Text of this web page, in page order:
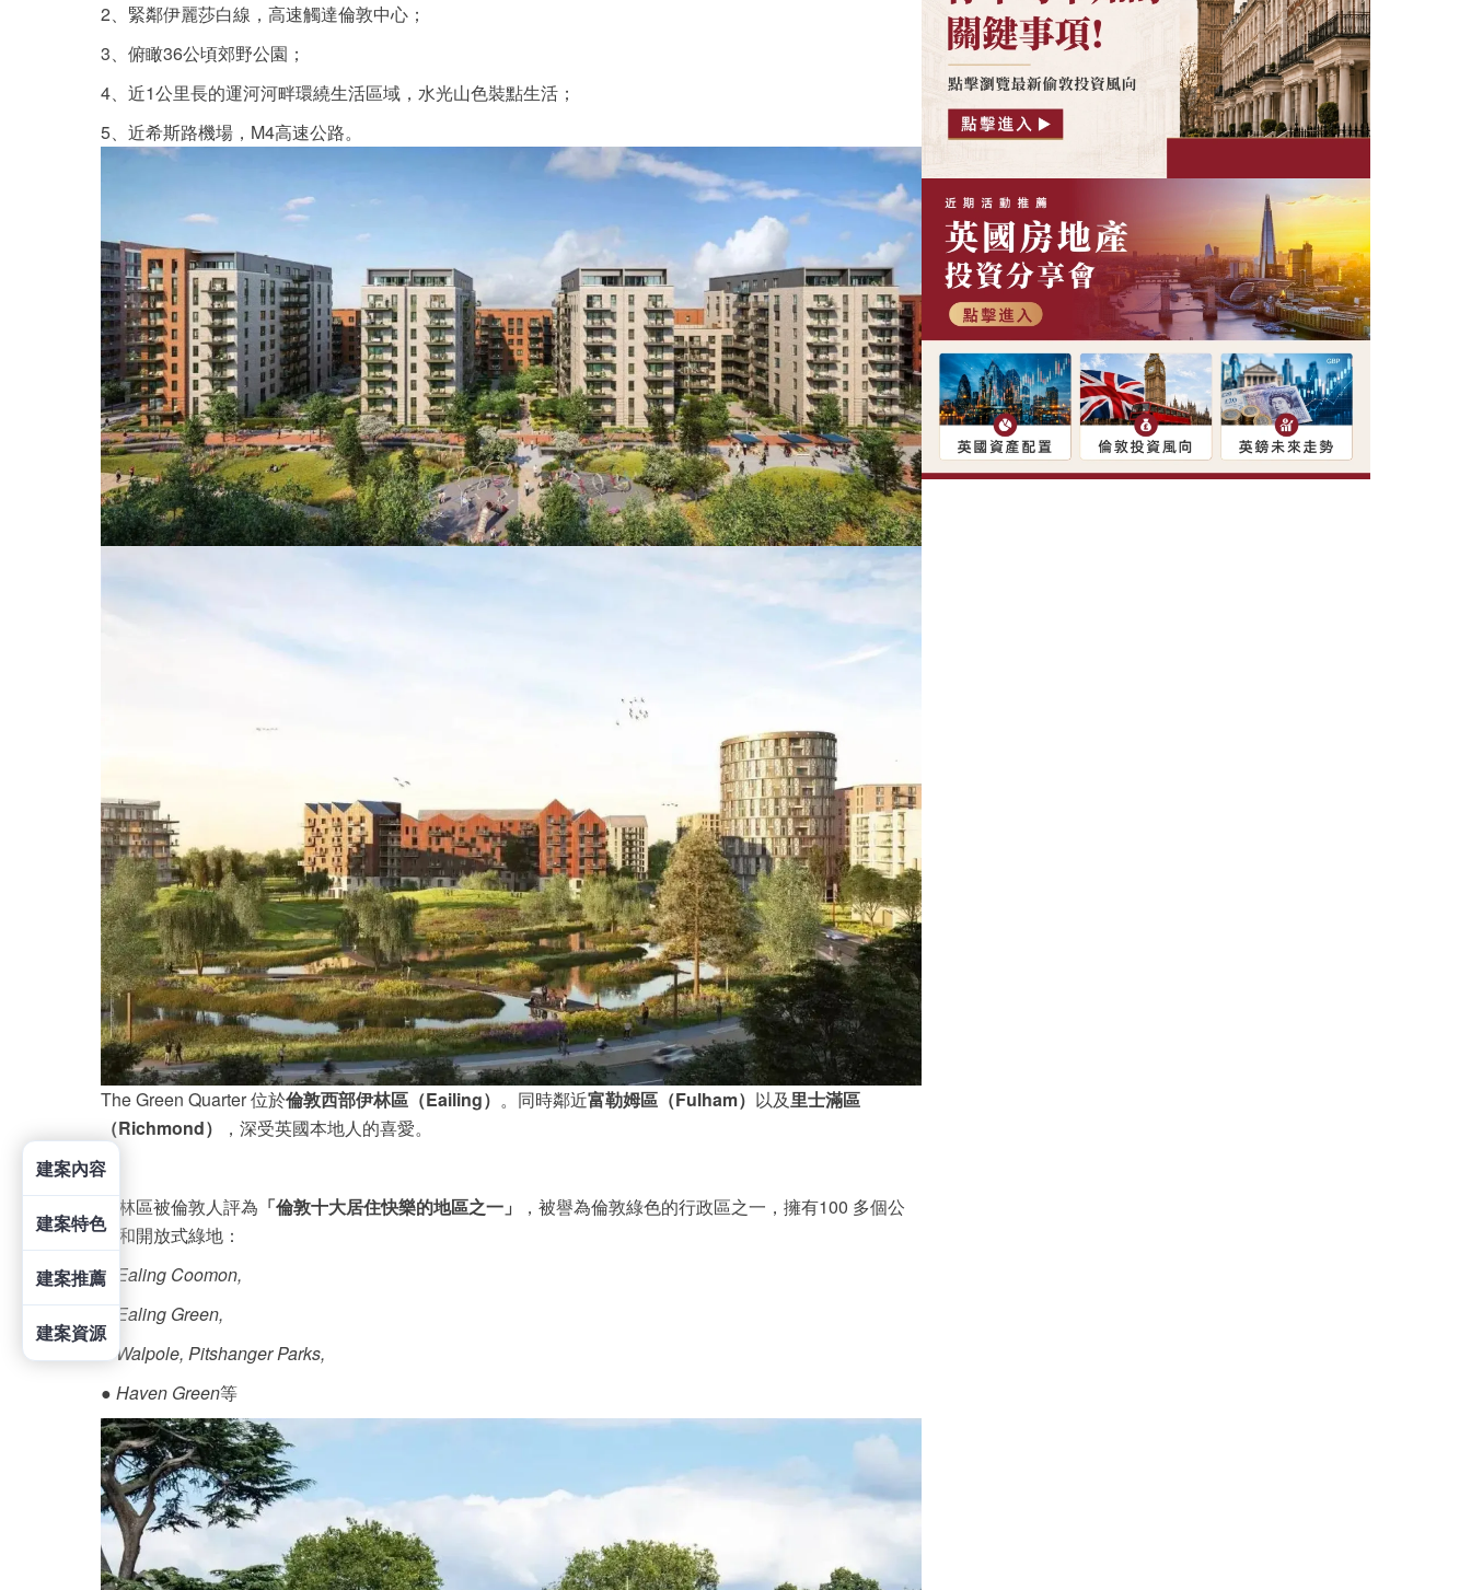
2、緊鄰伊麗莎白線，高速觸達倫敦中心；
3、俯瞰36公頃郊野公園；
4、近1公里長的運河河畔環繞生活區域，水光山色裝點生活；
5、近希斯路機場，M4高速公路。
The Green Quarter 位於倫敦西部伊林區（Eailing） 。同時鄰近富勒姆區（Fulham） 以及里士滿區
（Richmond）
，深受英國本地人的喜愛。
伊林區被倫敦人評為 「倫敦十大居住快樂的地區之一」
，被譽為倫敦綠色的行政區之一，擁有100 多個公
園和開放式綠地：
● Ealing Coomon,
●Ealing Green,
●Walpole, Pitshanger Parks,
● Haven Green等
建案內容
建案特色
建案推薦
建案資源